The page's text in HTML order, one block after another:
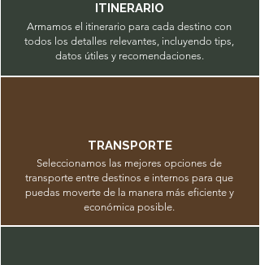
ITINERARIO
Armamos el itinerario para cada destino con
todos los detalles relevantes, incluyendo tips,
datos útiles y recomendaciones.
TRANSPORTE
Seleccionamos las mejores opciones de
transporte entre destinos e internos para que
puedas moverte de la manera más eficiente y
económica posible.